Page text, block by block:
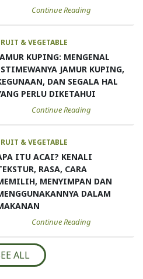
Continue Reading
& VEGETABLE
KUPING: MENGENAL
JAMUR KUPING,
DAN SEGALA HAL
PERLU DIKETAHUI
Continue Reading
& VEGETABLE
ITU ACAI? KENALI
RASA, CARA
MENYIMPAN DAN
DALAM
Continue Reading
ALL